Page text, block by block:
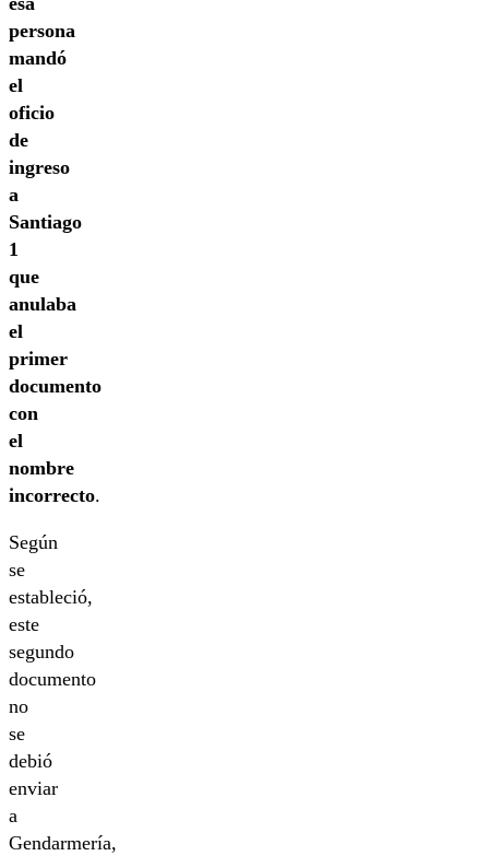
persona
mandó
el
oficio
de
ingreso
a
Santiago
1
que
anulaba
el
primer
documento
con
el
nombre
incorrecto.
Según
se
estableció,
este
segundo
documento
no
se
debió
enviar
a
Gendarmería,